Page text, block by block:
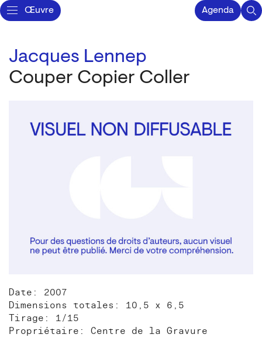
Œuvre Agenda
Jacques Lennep
Couper Copier Coller
Date: 2007
Dimensions totales: 10,5 x 6,5
Tirage: 1/15
Propriétaire: Centre de la Gravure